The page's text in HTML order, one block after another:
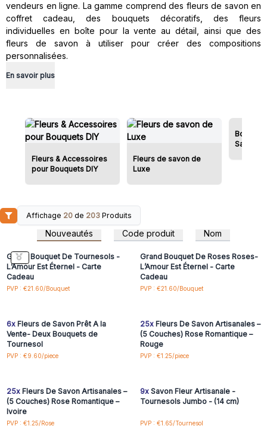
vendeurs en ligne. La gamme comprend des fleurs de savon en
coffret cadeau, des bouquets décoratifs, des fleurs
individuelles en boîte pour la vente au détail, ainsi que des
fleurs de savon à utiliser pour créer des compositions
personnalisées.
En savoir plus
Fleurs & Accessoires
pour Bouquets DIY
Fleurs de savon de
Luxe
Savon
Affichage 20 de 203 Produits
Nouveautés Code produit Nom
Connectez-vous ou
inscrivez-vous pour
accéder aux prix de gros
Grand Bouquet De Tournesols -
L’Amour Est Éternel - Carte
Cadeau
PVP : €21.60/Bouquet
inscrivez-vous pour
accéder aux prix de gros
Grand Bouquet De Roses Roses-
L’Amour Est Éternel - Carte
Cadeau
PVP : €21.60/Bouquet
Connectez-vous ou
6xFleurs de Savon Prêt A la
Vente- Deux Bouquets de
Tournesol
PVP : €9.60/piece
Connectez-vous ou
25xFleurs De Savon Artisanales –
(5 Couches) Rose Romantique –
Rouge
PVP : €1.25/piece
Connectez-vous ou
25xFleurs De Savon Artisanales –
(5 Couches) Rose Romantique –
Ivoire
PVP : €1.25/Rose
Connectez-vous ou
9xSavon Fleur Artisanale -
Tournesols Jumbo - (14 cm)
PVP : €1.65/Tournesol
Connectez-vous ou
Connectez-vous ou